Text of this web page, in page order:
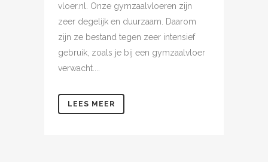
vloer.nl. Onze gymzaalvloeren zijn
zeer degelijk en duurzaam. Daarom
zijn ze bestand tegen zeer intensief
gebruik, zoals je bij een gymzaalvloer
verwacht....
LEES MEER